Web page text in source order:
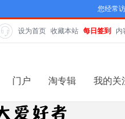
您经常
设为首页 收藏本站 每日签到 内
门户 淘专辑 我的关